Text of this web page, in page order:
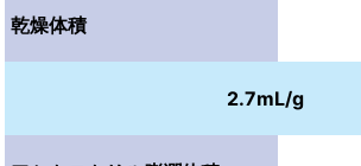
乾燥体積
2.7mL/g